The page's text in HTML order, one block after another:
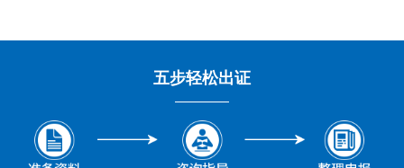
五步轻松出证